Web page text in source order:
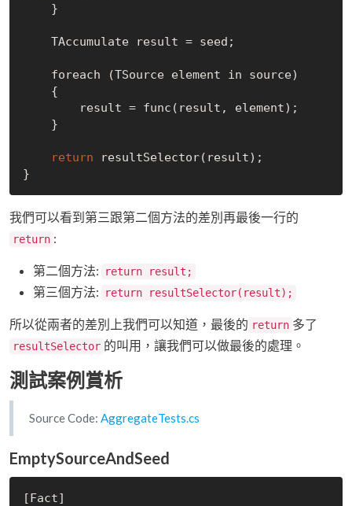
return resultSelector(result);
我們可以看到第三跟第二個方法的差別再最後一行的
return :
第二個方法: return result;
第三個方法: return resultSelector(result);
所以從兩者的差別上我們可以知道，最後的 return 多了
resultSelector 的叫用，讓我們可以做最後的處理。
測試案例賞析
Source Code: AggregateTests.cs
EmptySourceAndSeed